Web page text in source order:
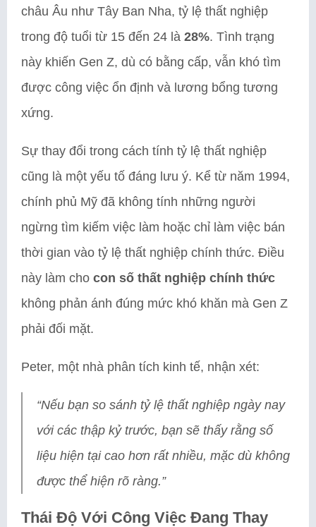
châu Âu như Tây Ban Nha, tỷ lệ thất nghiệp
trong độ tuổi từ 15 đến 24 là 28%. Tình trạng
này khiến Gen Z, dù có bằng cấp, vẫn khó tìm
được công việc ổn định và lương bổng tương
xứng.
Sự thay đổi trong cách tính tỷ lệ thất nghiệp
cũng là một yếu tố đáng lưu ý. Kể từ năm 1994,
chính phủ Mỹ đã không tính những người
ngừng tìm kiếm việc làm hoặc chỉ làm việc bán
thời gian vào tỷ lệ thất nghiệp chính thức. Điều
này làm cho con số thất nghiệp chính thức
không phản ánh đúng mức khó khăn mà Gen Z
phải đối mặt.
Peter, một nhà phân tích kinh tế, nhận xét:
“Nếu bạn so sánh tỷ lệ thất nghiệp ngày nay
với các thập kỷ trước, bạn sẽ thấy rằng số
liệu hiện tại cao hơn rất nhiều, mặc dù không
được thể hiện rõ ràng.”
Thái Độ Với Công Việc Đang Thay